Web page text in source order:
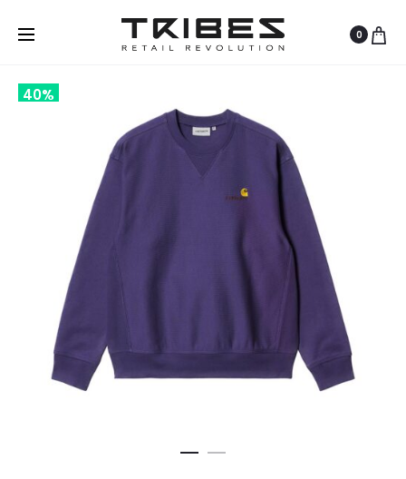
0
40%